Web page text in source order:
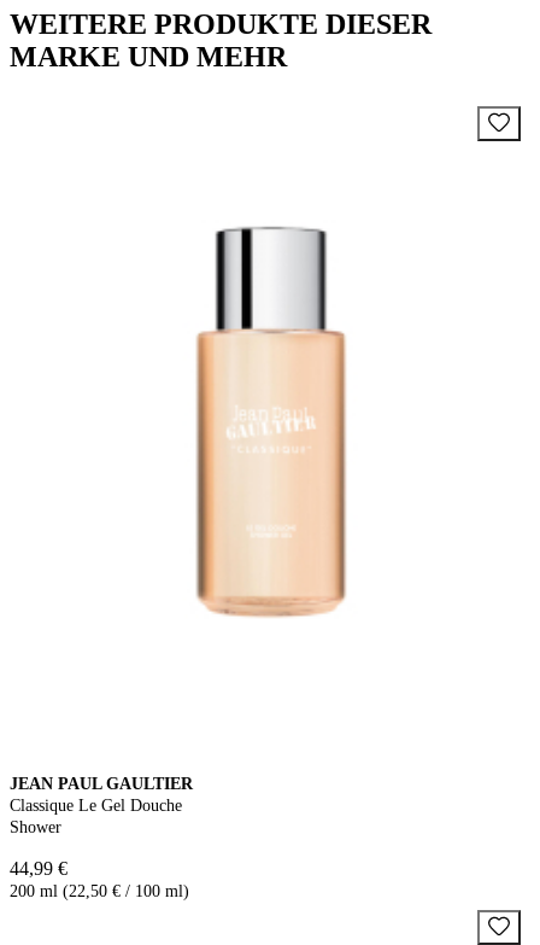
WEITERE PRODUKTE DIESER
MARKE UND MEHR
JEAN PAUL GAULTIER
Classique Le Gel Douche
Shower
44,99 €
200 ml (22,50 € / 100 ml)